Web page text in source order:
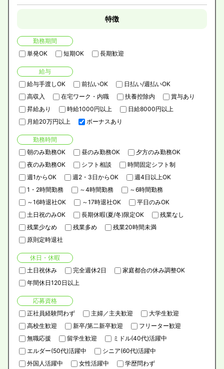
特徴
勤務期間
単発OK
短期OK 長期歓迎
給与
給与手渡しOK
前払いOK
日払い/週払いOK
高収入
在宅ワーク・内職 扶養控除内
賞与あり
昇給あり
時給1000円以上
日給8000円以上
月給20万円以上
ボーナスあり
勤務時間
朝のみ勤務OK
昼のみ勤務OK
夕方のみ勤務OK
夜のみ勤務OK
シフト相談
時間固定シフト制
週1からOK
週2・3日からOK
週4日以上OK
1・2時間勤務
～4時間勤務
～6時間勤務
～16時退社OK
～17時退社OK
平日のみOK
土日祝のみOK
長期休暇(夏/冬)限定OK
残業なし
残業少なめ
残業多め
残業20時間未満
原則定時退社
休日・休暇
土日祝休み
完全週休2日
家庭都合の休み調整OK
年間休日120日以上
応募資格
正社員経験問わず
主婦／主夫歓迎
大学生歓迎
高校生歓迎
新卒/第二新卒歓迎
フリーター歓迎
無職応援
留学生歓迎
ミドル(40代)活躍中
エルダー(50代)活躍中
シニア(60代)活躍中
外国人活躍中
女性活躍中
学歴問わず